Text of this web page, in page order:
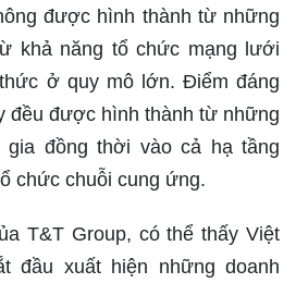
được hình thành từ những
khả năng tổ chức mạng lưới
ở quy mô lớn. Điểm đáng
đều được hình thành từ những
gia đồng thời vào cả hạ tầng
chức chuỗi cung ứng.
T&T Group, có thể thấy Việt
đầu xuất hiện những doanh